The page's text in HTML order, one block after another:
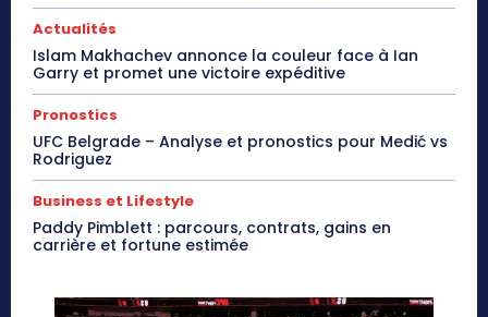
Actualités
Islam Makhachev annonce la couleur face à Ian
Garry et promet une victoire expéditive
Pronostics
UFC Belgrade – Analyse et pronostics pour Medić vs
Rodriguez
Business et Lifestyle
Paddy Pimblett : parcours, contrats, gains en
carrière et fortune estimée